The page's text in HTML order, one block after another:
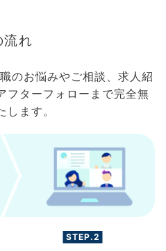
流れ
のお悩みやご相談、求人紹
フターフォローまで完全無
ます。
STEP.2